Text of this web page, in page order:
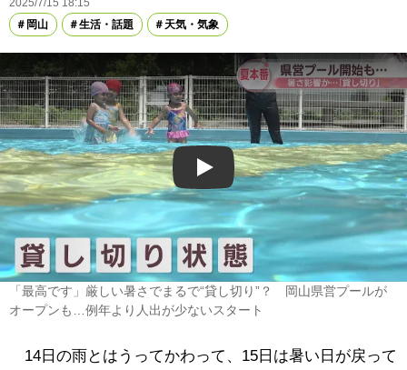
2025/7/15 18:15
岡山
生活・話題 天気・気象
Play
「最高です」厳しい暑さでまるで“貸し切り”？ 岡山県営プールが
オープンも…例年より人出が少ないスタート
14日の雨とはうってかわって、15日は暑い日が戻って